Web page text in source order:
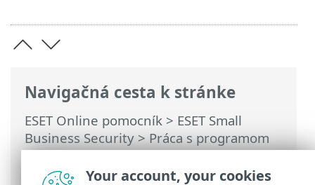
Navigačná cesta k stránke
ESET Online pomocník > ESET Small
Business Security>Práca s programom
ESET Small Business Security>Rozšírené
nastavenia>Ochrana>Ochrana
Your account, your cookies